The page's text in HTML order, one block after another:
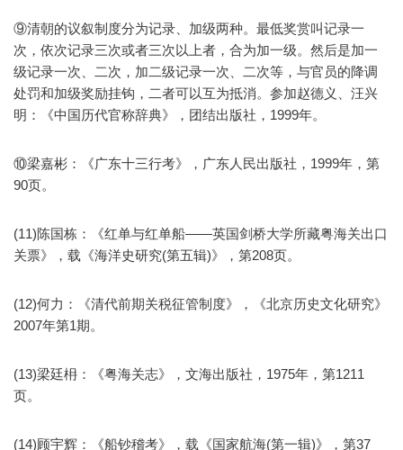
⑨清朝的议叙制度分为记录、加级两种。最低奖赏叫记录一
次，依次记录三次或者三次以上者，合为加一级。然后是加一
级记录一次、二次，加二级记录一次、二次等，与官员的降调
处罚和加级奖励挂钩，二者可以互为抵消。参加赵德义、汪兴
明：《中国历代官称辞典》，团结出版社，1999年。
⑩梁嘉彬：《广东十三行考》，广东人民出版社，1999年，第
90页。
(11)陈国栋：《红单与红单船——英国剑桥大学所藏粤海关出口
关票》，载《海洋史研究(第五辑)》，第208页。
(12)何力：《清代前期关税征管制度》，《北京历史文化研究》
2007年第1期。
(13)梁廷枏：《粤海关志》，文海出版社，1975年，第1211
页。
(14)顾宇辉：《船钞稽考》，载《国家航海(第一辑)》，第37